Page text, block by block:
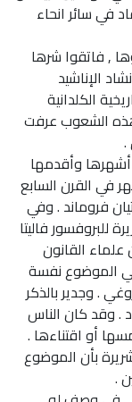
في سائر انحاء
, فاتقوا شرها
الإناشيد
الكلدانية
هذه الشعوب عرفت
.
وأقدمها
في القرن السابع
فروماند . وفي
للبروفسور فاليتا
القانون
الموضوع نفسة
. وجدير بالذكر
. وقد كان الناس
أو اقتناءها .
بأن الموضوع
.